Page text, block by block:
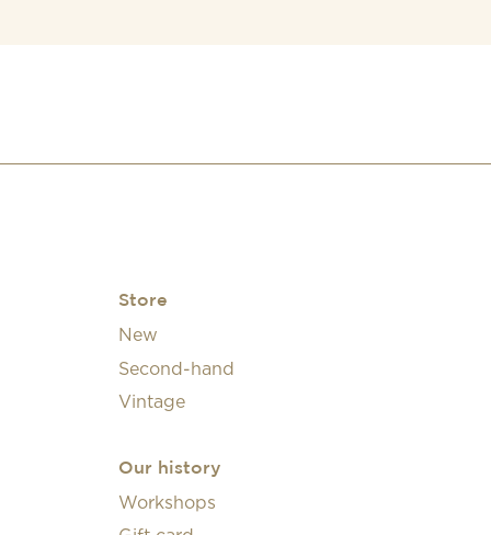
Store
New
Second-hand
Vintage
Our history
Workshops